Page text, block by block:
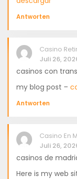
Antworten
Casino
Juli 26,
casinos con
my blog post –
Antworten
Casino En
Juli 26,
casinos de
Here is my web